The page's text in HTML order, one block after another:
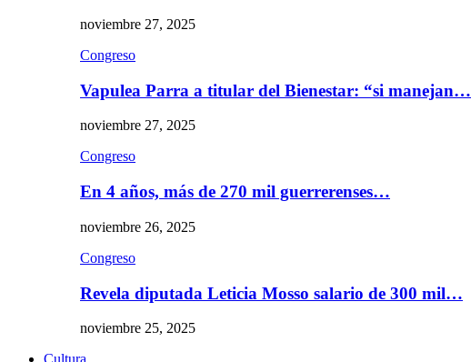
noviembre 27, 2025
Congreso
Vapulea Parra a titular del Bienestar: “si manejan…
noviembre 27, 2025
Congreso
En 4 años, más de 270 mil guerrerenses…
noviembre 26, 2025
Congreso
Revela diputada Leticia Mosso salario de 300 mil…
noviembre 25, 2025